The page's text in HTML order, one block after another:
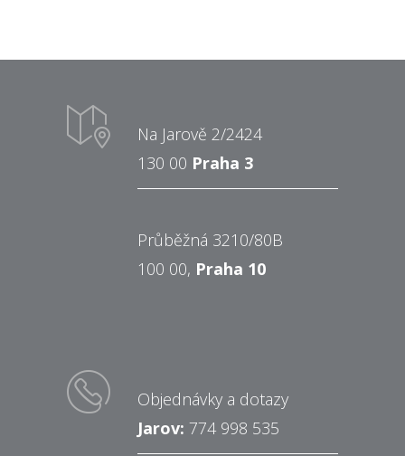
Na Jarově 2/2424
130 00 Praha 3
Průběžná 3210/80B
100 00, Praha 10
Objednávky a dotazy
Jarov: 774 998 535